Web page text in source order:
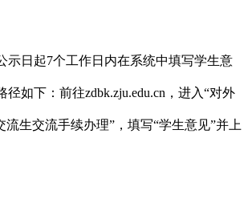
示日起7个工作日内在系统中填写学生意
径如下：前往zdbk.zju.edu.cn ，进入“对外
流生交流手续办理”，填写“学生意见”并上